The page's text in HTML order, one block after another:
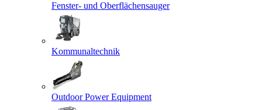
Fenster- und Oberflächensauger
Kommunaltechnik
Outdoor Power Equipment